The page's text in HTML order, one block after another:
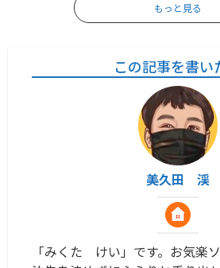
もっと見る
この記事を書い
美久田 渓
「みくた けい」です。お気楽